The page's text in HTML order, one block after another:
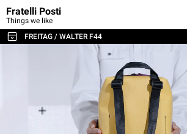
Fratelli Posti
Things we like
FREITAG / WALTER F44
TUTTE LE BORSE E GLI ACCESSORI
BORSE A TRACOLLA E MESSENGER
SPORT E VIAGGI